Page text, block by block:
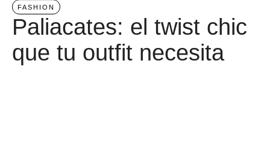
FASHION
Paliacates: el twist chic
que tu outfit necesita